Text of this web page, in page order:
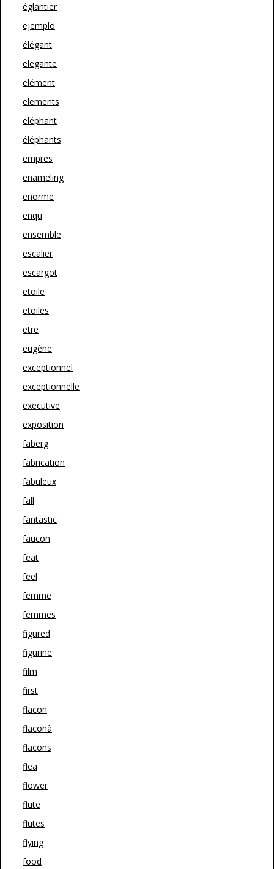
églantier
ejemplo
élégant
elegante
elément
elements
eléphant
éléphants
empres
enameling
enorme
enqu
ensemble
escalier
escargot
etoile
etoiles
etre
eugène
exceptionnel
exceptionnelle
executive
exposition
faberg
fabrication
fabuleux
fall
fantastic
faucon
feat
feel
femme
femmes
figured
figurine
film
first
flacon
flaconà
flacons
flea
flower
flute
flutes
flying
food